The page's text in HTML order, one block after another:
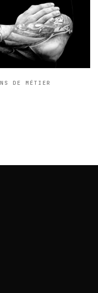
DE MÉTIER